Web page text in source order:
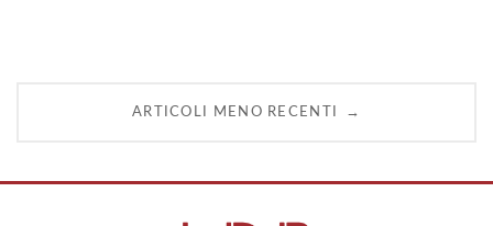
ARTICOLI
ARTICOLI MENO RECENTI →